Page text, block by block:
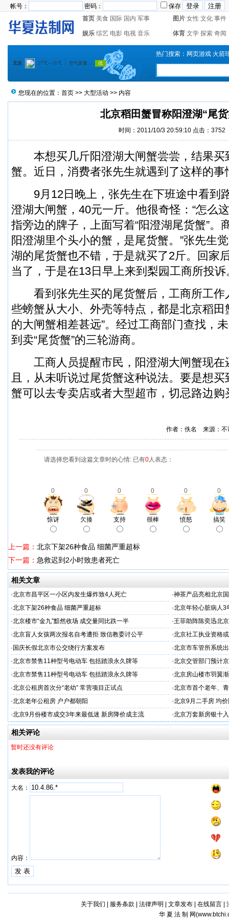
帐号： 密码：
保存
首页 美食 国际 国内 军事 图片 女性 文化 事件
娱乐 综艺 电影 电视 音乐 体育 文学 探索 奇闻
热门搜索： 网页游戏 火箭
您现在的位置： 首页 >> 大型活动 >> 内容
北京稻田蟹冒称阳澄湖“尾
时间：2011/10/3 20:59:10 点击： 3752
本想买几斤阳澄湖大闸蟹尝尝，结果买
蟹。近日，消费者张先生就遇到了这样的事
9月12日晚上，张先生在下班途中看到
澄湖大闸蟹，40元一斤。他很奇怪：“怎么
指旁边的牌子，上面写着“阳澄湖尾货蟹”。
阳澄湖里个头小的蟹，是尾货蟹。”张先生
湖的尾货蟹也不错，于是就买了2斤。回家
当了，于是在13日早上来到梨园工商所投诉
看到张先生买的尾货蟹后，工商所工作
些螃蟹从大小、外壳等特点，都是北京稻
的大闸蟹相差甚远”。经过工商部门查找，
到卖“尾货蟹”的三轮游商。
工商人员提醒市民，阳澄湖大闸蟹现在
且，从未听说过尾货蟹这种说法。要是想
蟹可以去专卖店或者大型超市，切忌路边购
作者：佚名 来源：
请选择您看到这篇文章时的心情: 已有0人表态：
0 0 0 0 0 0
惊讶 欠揍 支持 很棒 愤怒 搞笑
上一篇： 北京下架26种食品 细菌严重超标
下一篇： 急救迟到2小时致患者死亡
相关文章
·北京市昌平区一小区内发生爆炸致4人死亡 ·神茶产品亮相北京
示会
·北京下架26种食品 细菌严重超标 ·北京年轻心脏病人3
·北京楼市“金九”黯然收场 成交量同比跌一半 ·王菲助阵陈奕迅北
·北京盲人女孩两次报名自考遭拒 致信教委讨公平 ·北京社工执业资格
· 国庆长假北京市公交绕行方案发布 ·北京市车管所系统
·北京市禁售11种型号电动车 包括踏浪永久牌等 ·北京交管部门预计
·北京市禁售11种型号电动车 包括踏浪永久牌等 ·北京房山楼市羽翼
·北京公租房首次分“老幼” 常营项目正试点 ·北京市首个老年、
·北京老年公租房 户户都朝阳 ·北京9月二手房 均
·北京9月份楼市成交3年来最低迷 新房降价成主流 ·北京万套新房银十
相关评论
暂时还没有评论
发表我的评论
大名：
内容：
关于我们 服务条款 法律声明 文章发布| 在线留言|
华 夏 法 制 网(